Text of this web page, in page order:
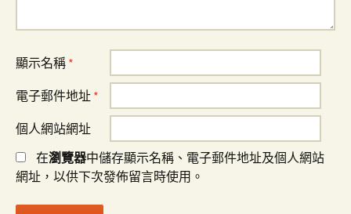
顯示名稱 *
電子郵件地址 *
個人網站網址
在瀏覽器中儲存顯示名稱、電子郵件地址及個人網站
網址，以供下次發佈留言時使用。